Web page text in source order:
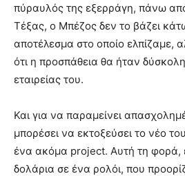
πύραυλός της εξερράγη, πάνω
Τέξας, ο Μπέζος δεν το βάζει
αποτέλεσμα στο οποίο ελπίζαμε,
ότι η προσπάθεια θα ήταν
εταιρείας του.
Και για να παραμείνει
μπορέσει να εκτοξεύσει το νέο
ένα ακόμα project. Αυτή τη φορά,
δολάρια σε ένα ρολόι, που